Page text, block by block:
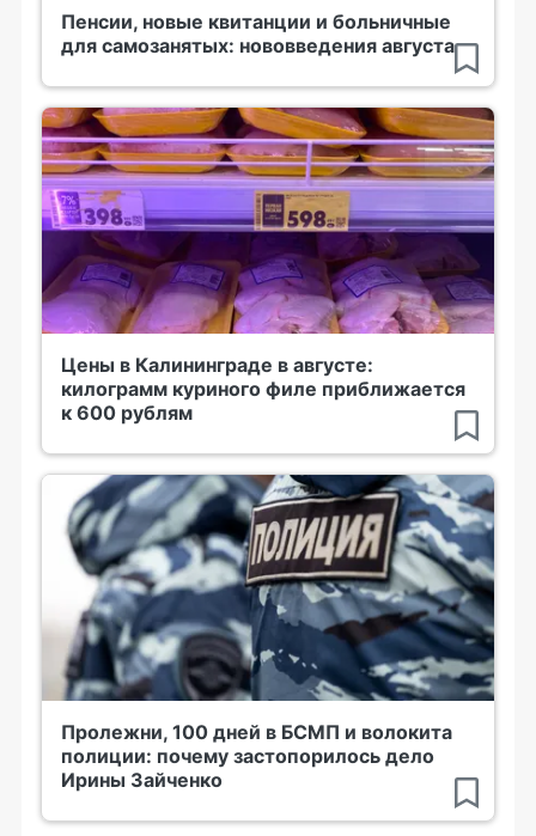
Пенсии, новые квитанции и больничные
для самозанятых: нововведения августа
Цены в Калининграде в августе:
килограмм куриного филе приближается
к 600 рублям
Пролежни, 100 дней в БСМП и волокита
полиции: почему застопорилось дело
Ирины Зайченко